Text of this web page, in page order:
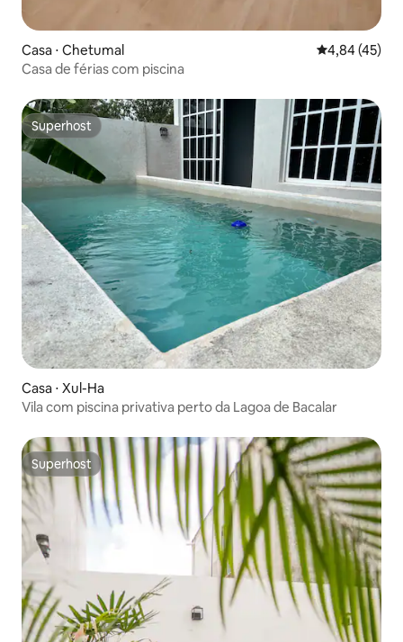
Casa ⋅ Chetumal 4,84 de uma
4,84 (45)
Casa de férias com piscina
Superhost
Superhost
Casa ⋅ Xul-Ha
Vila com piscina privativa perto da Lagoa de Bacalar
Superhost
Superhost